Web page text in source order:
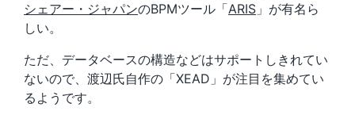
シェアー・ジャパンのBPMツール「ARIS 」が有名ら
しい。
ただ、データベースの構造などはサポートしきれてい
ないので、渡辺氏自作の「XEAD」が注目を集めてい
るようです。